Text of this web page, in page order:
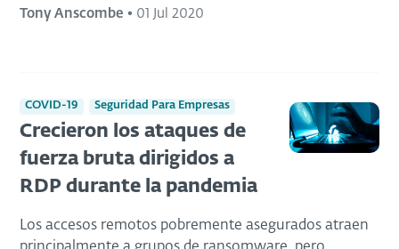
Tony Anscombe • 01 Jul 2020
COVID-19 Seguridad Para Empresas
Crecieron los ataques de
fuerza bruta dirigidos a
RDP durante la pandemia
Los accesos remotos pobremente asegurados atraen